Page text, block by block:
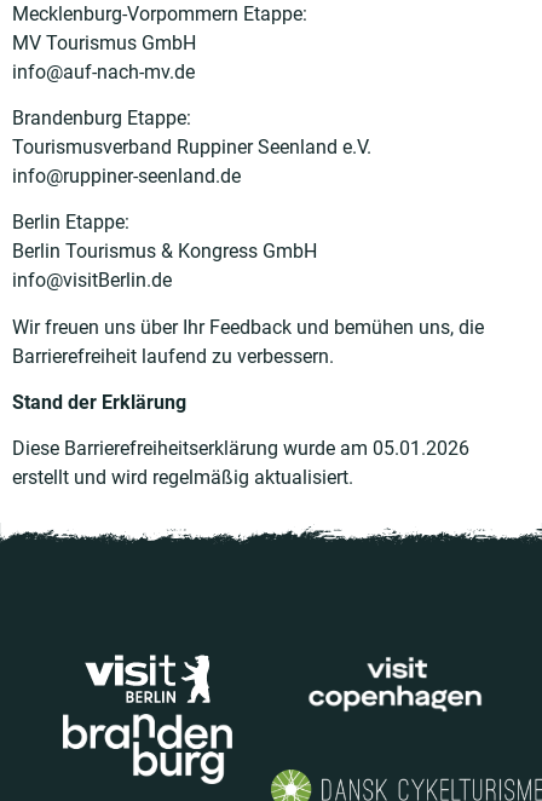
Mecklenburg-Vorpommern Etappe:
MV Tourismus GmbH
info@auf-nach-mv.de
Brandenburg Etappe:
Tourismusverband Ruppiner Seenland e.V.
info@ruppiner-seenland.de
Berlin Etappe:
Berlin Tourismus & Kongress GmbH
info@visitBerlin.de
Wir freuen uns über Ihr Feedback und bemühen uns, die
Barrierefreiheit laufend zu verbessern.
Stand der Erklärung
Diese Barrierefreiheitserklärung wurde am 05.01.2026
erstellt und wird regelmäßig aktualisiert.